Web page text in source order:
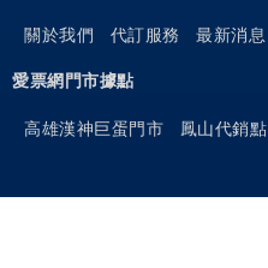
關於我們 代訂服務 最新消息
愛票網門市據點
高雄漢神巨蛋門市 鳳山代銷點